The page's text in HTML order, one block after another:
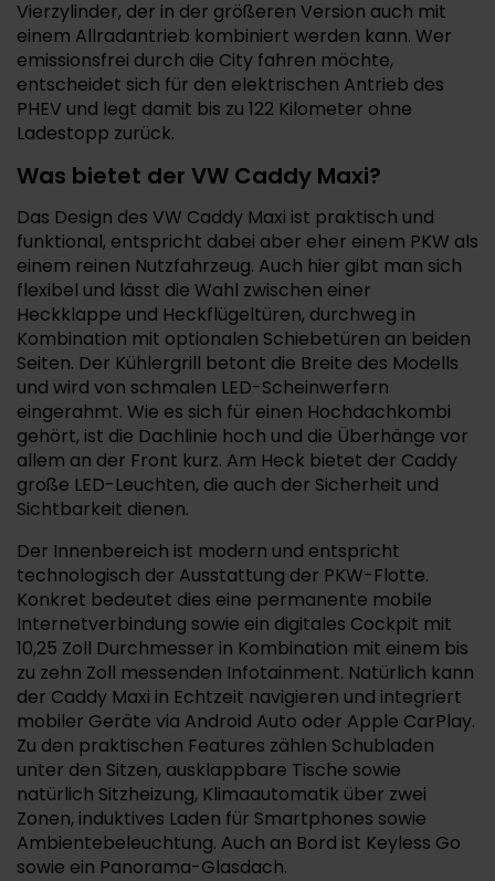
Vierzylinder, der in der größeren Version auch mit
einem Allradantrieb kombiniert werden kann. Wer
emissionsfrei durch die City fahren möchte,
entscheidet sich für den elektrischen Antrieb des
PHEV und legt damit bis zu 122 Kilometer ohne
Ladestopp zurück.
Was bietet der VW Caddy Maxi?
Das Design des VW Caddy Maxi ist praktisch und
funktional, entspricht dabei aber eher einem PKW als
einem reinen Nutzfahrzeug. Auch hier gibt man sich
flexibel und lässt die Wahl zwischen einer
Heckklappe und Heckflügeltüren, durchweg in
Kombination mit optionalen Schiebetüren an beiden
Seiten. Der Kühlergrill betont die Breite des Modells
und wird von schmalen LED-Scheinwerfern
eingerahmt. Wie es sich für einen Hochdachkombi
gehört, ist die Dachlinie hoch und die Überhänge vor
allem an der Front kurz. Am Heck bietet der Caddy
große LED-Leuchten, die auch der Sicherheit und
Sichtbarkeit dienen.
Der Innenbereich ist modern und entspricht
technologisch der Ausstattung der PKW-Flotte.
Konkret bedeutet dies eine permanente mobile
Internetverbindung sowie ein digitales Cockpit mit
10,25 Zoll Durchmesser in Kombination mit einem bis
zu zehn Zoll messenden Infotainment. Natürlich kann
der Caddy Maxi in Echtzeit navigieren und integriert
mobiler Geräte via Android Auto oder Apple CarPlay.
Zu den praktischen Features zählen Schubladen
unter den Sitzen, ausklappbare Tische sowie
natürlich Sitzheizung, Klimaautomatik über zwei
Zonen, induktives Laden für Smartphones sowie
Ambientebeleuchtung. Auch an Bord ist Keyless Go
sowie ein Panorama-Glasdach.